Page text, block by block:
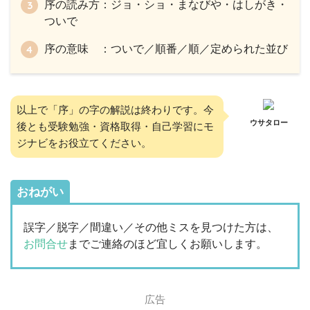
序の読み方：ジョ・ショ・まなびや・はしがき・
ついで
序の意味 ：ついで／順番／順／定められた並び
以上で「序」の字の解説は終わりです。今
後とも受験勉強・資格取得・自己学習にモ
ジナビをお役立てください。
ウサタロー
おねがい
誤字／脱字／間違い／その他ミスを見つけた方は、
お問合せまでご連絡のほど宜しくお願いします。
広告